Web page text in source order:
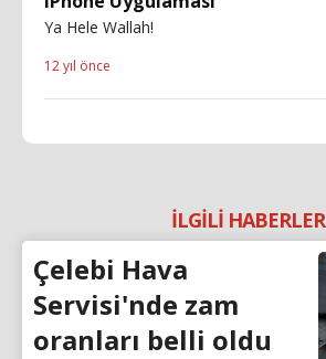
Ya Hele Wallah!
12 yıl önce
İLGİLİ HABERLER
Çelebi Hava
Servisi'nde zam
oranları belli oldu